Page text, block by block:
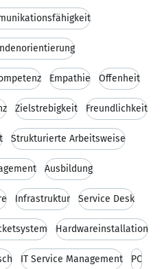
Empathie Offenheit
Zielstrebigkeit Freundlichkeit
Strukturierte Arbeitsweise
Ausbildung
Infrastruktur Service Desk
Hardwareinstallation
IT Service Management PC